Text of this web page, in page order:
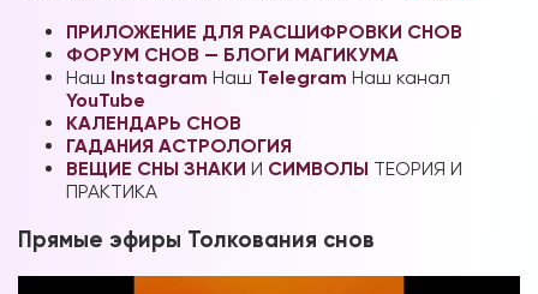
ПРИЛОЖЕНИЕ ДЛЯ РАСШИФРОВКИ СНОВ
ФОРУМ СНОВ — БЛОГИ МАГИКУМА
Наш Instagram Наш Telegram Наш канал
YouTube
КАЛЕНДАРЬ СНОВ
ГАДАНИЯ АСТРОЛОГИЯ
ВЕЩИЕ СНЫ ЗНАКИ И СИМВОЛЫ ТЕОРИЯ И
ПРАКТИКА
Прямые эфиры Толкования снов